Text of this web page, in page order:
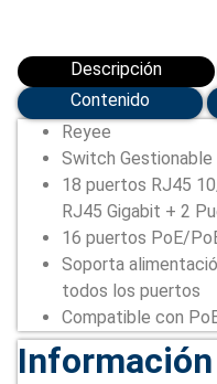
RJ45
(RG-
ES220GS-
P)
cantidad
Descripción
Contenido
Reyee
Switch Gestionable
18 puertos RJ45
RJ45 Gigabit + 2
16 puertos PoE/
Soporta
todos los puertos
Compatible con